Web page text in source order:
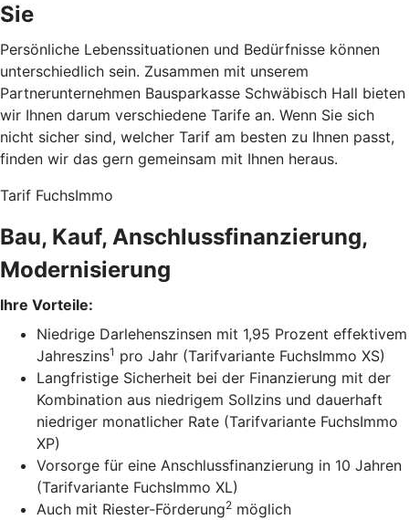
Sie
Persönliche Lebenssituationen und Bedürfnisse können
unterschiedlich sein. Zusammen mit unserem
Partnerunternehmen Bausparkasse Schwäbisch Hall bieten
wir Ihnen darum verschiedene Tarife an. Wenn Sie sich
nicht sicher sind, welcher Tarif am besten zu Ihnen passt,
finden wir das gern gemeinsam mit Ihnen heraus.
Tarif FuchsImmo
Bau, Kauf, Anschlussfinanzierung,
Modernisierung
Ihre Vorteile:
Niedrige Darlehenszinsen mit 1,95 Prozent effektivem
Jahreszins1 pro Jahr (Tarifvariante FuchsImmo XS)
Langfristige Sicherheit bei der Finanzierung mit der
Kombination aus niedrigem Sollzins und dauerhaft
niedriger monatlicher Rate (Tarifvariante FuchsImmo
XP)
Vorsorge für eine Anschlussfinanzierung in 10 Jahren
(Tarifvariante FuchsImmo XL)
Auch mit Riester-Förderung2 möglich